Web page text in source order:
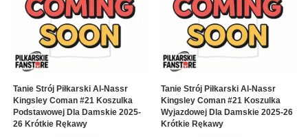
Tanie Strój Piłkarski Al-Nassr
Kingsley Coman #21 Koszulka
Podstawowej Dla Damskie 2025-
26 Krótkie Rękawy
Tanie Strój Piłkarski Al-Nassr
Kingsley Coman #21 Koszulka
Wyjazdowej Dla Damskie 2025-26
Krótkie Rękawy